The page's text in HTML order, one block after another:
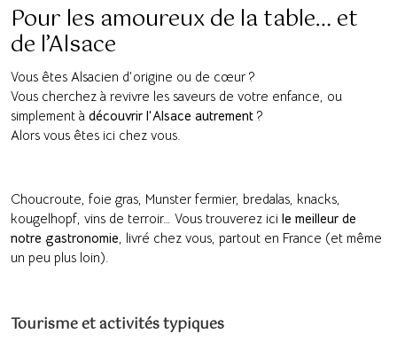
Pour les amoureux de la table… et
de l’Alsace
Vous êtes Alsacien d’origine ou de cœur ?
Vous cherchez à revivre les saveurs de votre enfance, ou
simplement à découvrir l’Alsace autrement ?
Alors vous êtes ici chez vous.
Choucroute, foie gras, Munster fermier, bredalas, knacks,
kougelhopf, vins de terroir… Vous trouverez ici le meilleur de
notre gastronomie , livré chez vous, partout en France (et même
un peu plus loin).
Tourisme et activités typiques